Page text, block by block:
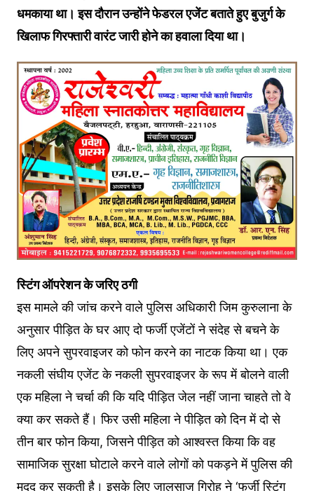
धमकाया था। इस दौरान उन्होंने फेडरल एजेंट बताते हुए बुजुर्ग के
खिलाफ गिरफ्तारी वारंट जारी होने का हवाला दिया था।
स्टिंग ऑपरेशन के जरिए ठगी
इस मामले की जांच करने वाले पुलिस अधिकारी जिम कुरुलाना के
अनुसार पीड़ित के घर आए दो फर्जी एजेंटों ने संदेह से बचने के
लिए अपने सुपरवाइजर को फोन करने का नाटक किया था। एक
नकली संघीय एजेंट के नकली सुपरवाइजर के रूप में बोलने वाली
एक महिला ने चर्चा की कि यदि पीड़ित जेल नहीं जाना चाहते तो वे
क्या कर सकते हैं। फिर उसी महिला ने पीड़ित को दिन में दो से
तीन बार फोन किया, जिसने पीड़ित को आश्वस्त किया कि वह
सामाजिक सुरक्षा घोटाले करने वाले लोगों को पकड़ने में पुलिस की
मदद कर सकती है। इसके लिए जालसाज गिरोह ने ‘फर्जी स्टिंग